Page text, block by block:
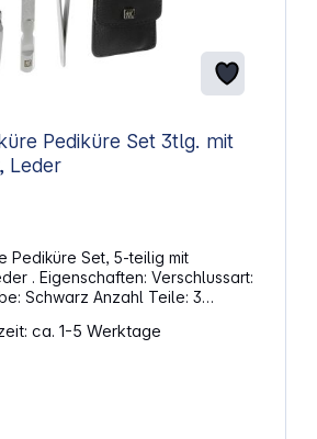
Pediküre Set 3tlg. mit
Leder
Pediküre Set, 5-teilig mit
Verschlussart:
ca. 1-5 Werktage